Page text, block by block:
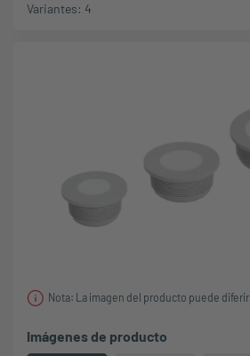
Variantes: 4
Nota: La imagen del producto puede diferir
Imágenes de producto